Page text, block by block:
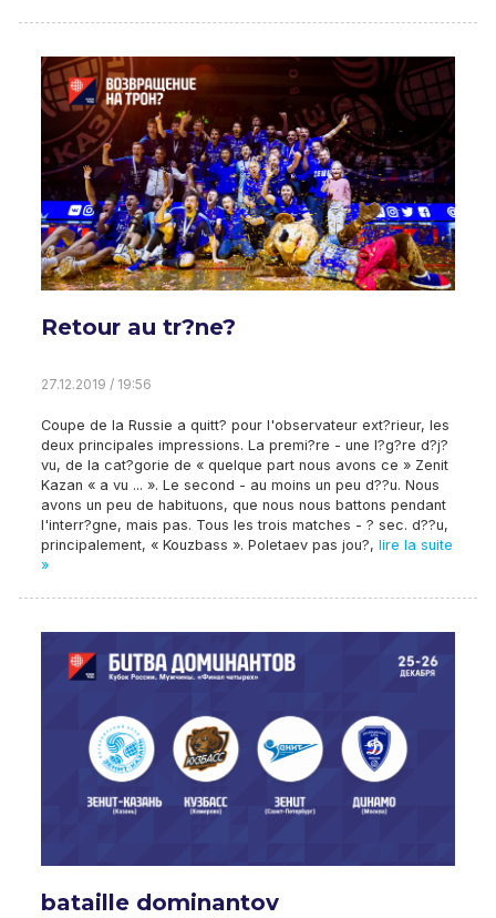
Retour au tr?ne?
27.12.2019 / 19:56
Coupe de la Russie a quitt? pour l'observateur ext?rieur, les
deux principales impressions. La premi?re - une l?g?re d?j?
vu, de la cat?gorie de « quelque part nous avons ce » Zenit
Kazan « a vu ... ». Le second - au moins un peu d??u. Nous
avons un peu de habituons, que nous nous battons pendant
l'interr?gne, mais pas. Tous les trois matches - ? sec. d??u,
principalement, « Kouzbass ». Poletaev pas jou?, lire la suite
»
bataille dominantov